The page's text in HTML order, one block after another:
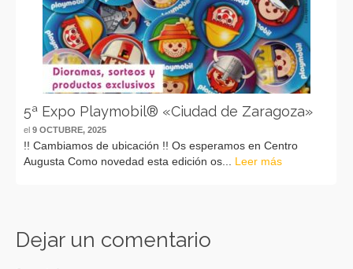
5ª Expo Playmobil® «Ciudad de Zaragoza»
el 9 OCTUBRE, 2025
!! Cambiamos de ubicación !! Os esperamos en Centro
Augusta Como novedad esta edición os... Leer más
Dejar un comentario